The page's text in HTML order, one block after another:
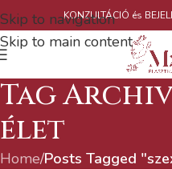
Skip to navigation
Skip to main content
KONZULTÁCIÓ és
Tag
élet
Home/Posts Tagged